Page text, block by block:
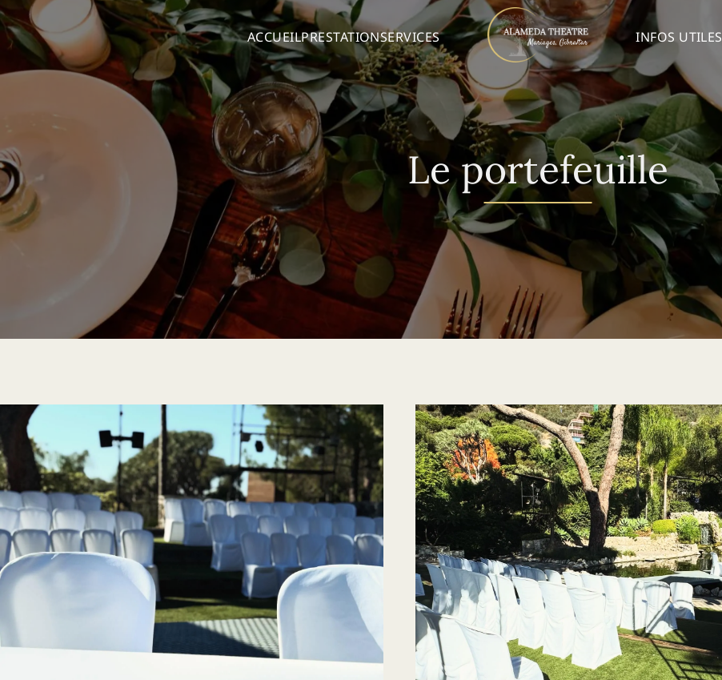
ACCUEILPRESTATIONSERVICES INFOS UTILES
Le portefeuille